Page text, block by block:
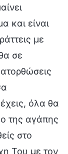
και είναι
με
σε
όλα θα
της αγάπης
στο
Του με τον